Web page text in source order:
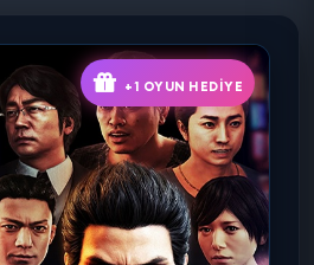
+1 OYUN HEDIYE